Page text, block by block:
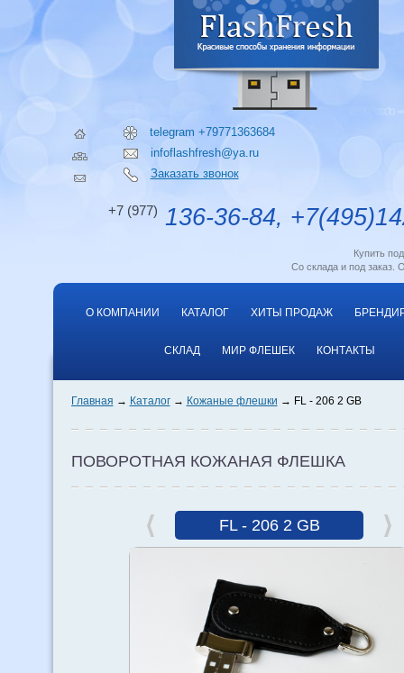
telegram +79771363684
infoflashfresh@ya.ru
Заказать звонок
+7 (977) 136-36-84,
Купить
Со склада и под заказ.
О КОМПАНИИ КАТАЛОГ ХИТЫ ПРОДАЖ
СКЛАД МИР ФЛЕШЕК КОНТАКТЫ
Главная Каталог Кожаные флешки FL - 206 2 GB
ПОВОРОТНАЯ КОЖАНАЯ ФЛЕШКА
FL - 206 2 GB